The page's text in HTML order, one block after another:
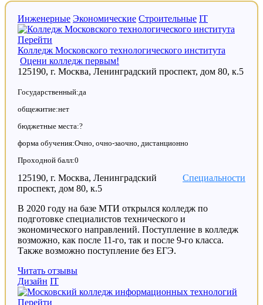
Инженерные Экономические Строительные IT
Перейти
Колледж Московского технологического института
Оцени колледж первым!
125190, г. Москва, Ленинградский проспект, дом 80, к.5
Государственный:да
общежитие:нет
бюджетные места:?
форма обучения:Очно, очно-заочно, дистанционно
Проходной балл:0
Специальности
125190, г. Москва, Ленинградский
проспект, дом 80, к.5
В 2020 году на базе МТИ открылся колледж по
подготовке специалистов технического и
экономического направлений. Поступление в колледж
возможно, как после 11-го, так и после 9-го класса.
Также возможно поступление без ЕГЭ.
Читать отзывы
Дизайн IT
Перейти